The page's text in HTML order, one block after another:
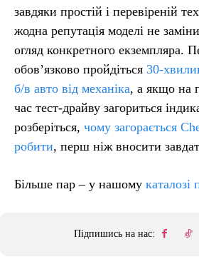
завдяки простій і перевіреній
жодна репутація моделі не
огляд конкретного екземпляра.
обов’язково пройдіться 30-
б/в авто від механіка, а якщо на
час тест-драйву загориться
розберіться, чому загорається
робити, перш ніж вносити
Більше пар – у нашому каталозі
Підпишись на нас: